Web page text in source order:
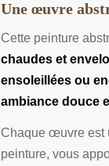
Une œuvre
Cette peinture
chaudes et
ensoleillées ou
ambiance douce
Chaque œuvre est
peinture, vous